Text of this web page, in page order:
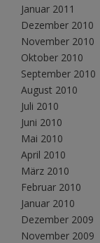
Januar 2011
Dezember 2010
November 2010
Oktober 2010
September 2010
August 2010
Juli 2010
Juni 2010
Mai 2010
April 2010
März 2010
Februar 2010
Januar 2010
Dezember 2009
November 2009